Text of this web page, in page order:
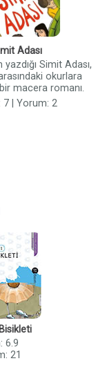
Adası
yazdığı Simit Adası,
okurlara
macera romanı.
7 | Yorum: 2
6.9
21